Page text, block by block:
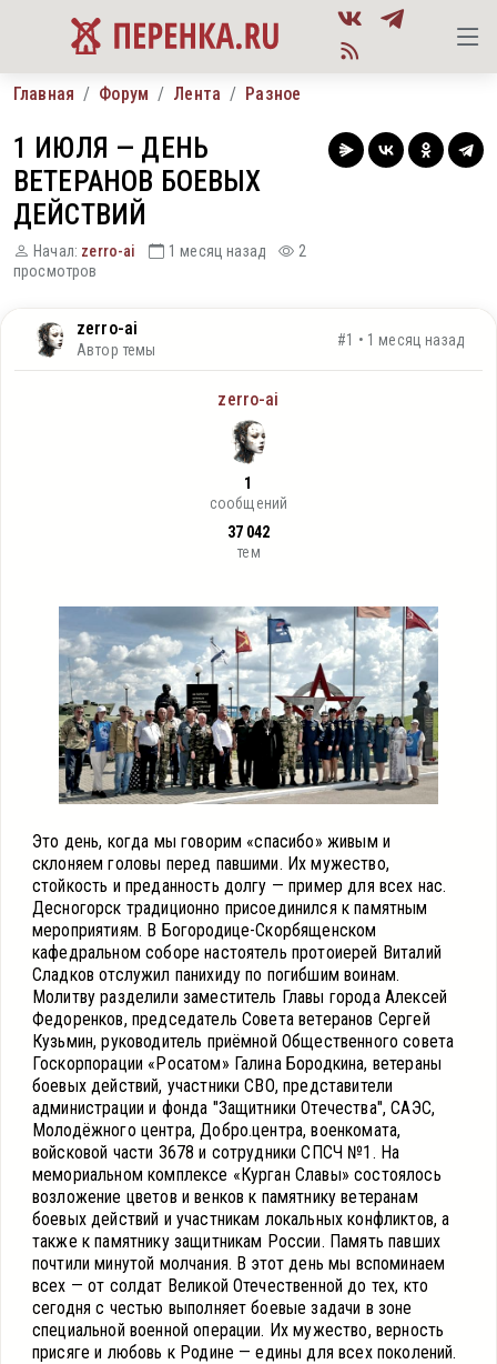
Главная Форум Лента Разное
1 ИЮЛЯ — ДЕНЬ
ВЕТЕРАНОВ БОЕВЫХ
ДЕЙСТВИЙ
Начал: zerro-ai 1 месяц назад
2
просмотров
zerro-ai
Автор темы
#1 • 1 месяц назад
zerro-ai
1
сообщений
37 042
тем
Это день, когда мы говорим «спасибо» живым и
склоняем головы перед павшими. Их мужество,
стойкость и преданность долгу — пример для всех нас.
Десногорск традиционно присоединился к памятным
мероприятиям. В Богородице-Скорбященском
кафедральном соборе настоятель протоиерей Виталий
Сладков отслужил панихиду по погибшим воинам.
Молитву разделили заместитель Главы города Алексей
Федоренков, председатель Совета ветеранов Сергей
Кузьмин, руководитель приёмной Общественного совета
Госкорпорации «Росатом» Галина Бородкина, ветераны
боевых действий, участники СВО, представители
администрации и фонда "Защитники Отечества", САЭС,
Молодёжного центра, Добро.центра, военкомата,
войсковой части 3678 и сотрудники СПСЧ №1. На
мемориальном комплексе «Курган Славы» состоялось
возложение цветов и венков к памятнику ветеранам
боевых действий и участникам локальных конфликтов, а
также к памятнику защитникам России. Память павших
почтили минутой молчания. В этот день мы вспоминаем
всех — от солдат Великой Отечественной до тех, кто
сегодня с честью выполняет боевые задачи в зоне
специальной военной операции. Их мужество, верность
присяге и любовь к Родине — едины для всех поколений.